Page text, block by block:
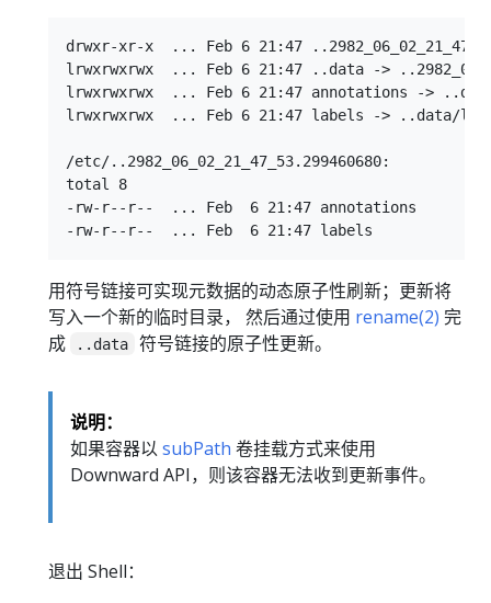
drwxr-xr-x  ... Feb 6 21:47
lrwxrwxrwx  ... Feb 6 21:47 ..data ->
lrwxrwxrwx  ... Feb 6 21:47 annotations ->
lrwxrwxrwx  ... Feb 6 21:47 labels -> ..data/
/etc/..2982_06_02_21_47_53.299460680:
total 8
-rw-r--r--  ... Feb  6 21:47 annotations
用符号链接可实现元数据的动态原子性刷新；更新将
写入一个新的临时目录， 然后通过使用 rename(2) 完
成
..data 符号链接的原子性更新。
说明：
如果容器以 subPath 卷挂载方式来使用
Downward API，则该容器无法收到更新事件。
退出 Shell：